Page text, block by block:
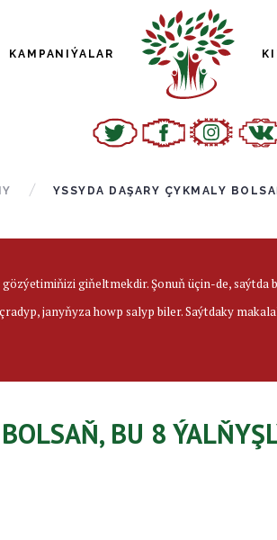
KAMPANIÝALAR
YSSYDA DAŞARY ÇYKMALY
gözýetimiňizi giňeltmekdir. Şonuň üçin-de,
janyňyza howp salyp biler. Saýtdaky
BU 8